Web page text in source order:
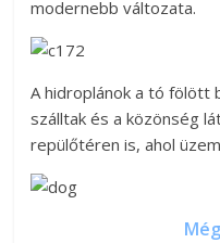
modernebb változata.
A hidroplánok a tó fölött
szálltak és a közönség
repülőtéren is, ahol